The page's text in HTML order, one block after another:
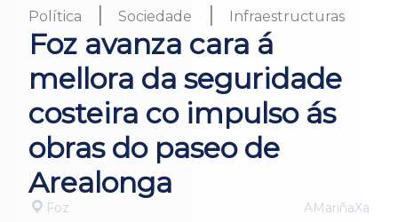
Política | Sociedade | Infraestructuras
Foz avanza cara á
mellora da seguridade
costeira co impulso ás
obras do paseo de
Arealonga
Foz AMariñaXa